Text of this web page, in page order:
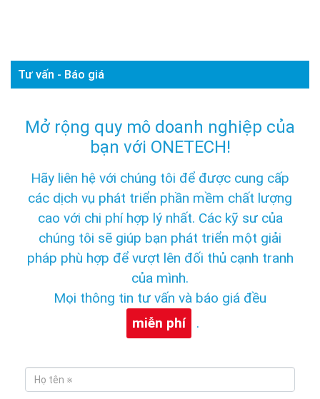
Tư vấn - Báo giá
Mở rộng quy mô doanh nghiệp của
bạn với ONETECH!
Hãy liên hệ với chúng tôi để được cung cấp
các dịch vụ phát triển phần mềm chất lượng
cao với chi phí hợp lý nhất. Các kỹ sư của
chúng tôi sẽ giúp bạn phát triển một giải
pháp phù hợp để vượt lên đối thủ cạnh tranh
của mình.
Mọi thông tin tư vấn và báo giá đều
miễn phí
.